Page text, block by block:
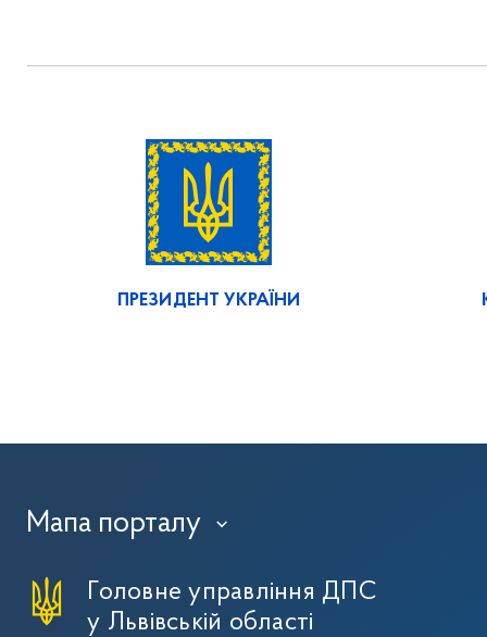
ПРЕЗИДЕНТ УКРАЇНИ
Мапа порталу ›
Головне управління ДПС
у Львівській області